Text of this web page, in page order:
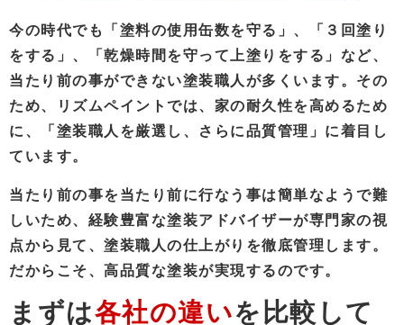
今の時代でも「塗料の使用缶数を守る」、「３回塗り
をする」、「乾燥時間を守って上塗りをする」など、
当たり前の事ができない塗装職人が多くいます。その
ため、リズムペイントでは、家の耐久性を高めるため
に、「塗装職人を厳選し、さらに品質管理」に着目し
ています。
当たり前の事を当たり前に行なう事は簡単なようで難
しいため、経験豊富な塗装アドバイザーが専門家の視
点から見て、塗装職人の仕上がりを徹底管理します。
だからこそ、高品質な塗装が実現するのです。
まずは各社の違いを比較して